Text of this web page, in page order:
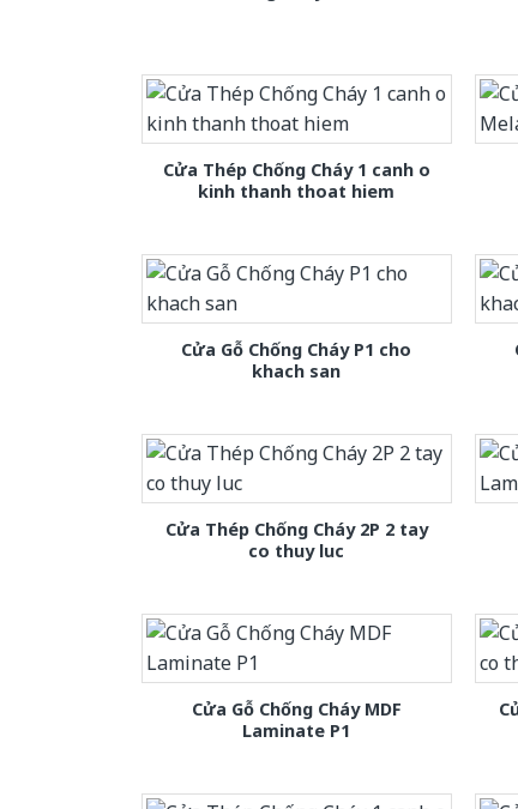
Cửa Thép Chống Cháy 1 canh o
kinh thanh thoat hiem
Cửa Gỗ Chống Cháy P1 cho
khach san
Cửa Thép Chống Cháy 2P 2 tay
co thuy luc
Cửa Gỗ Chống Cháy MDF
Laminate P1